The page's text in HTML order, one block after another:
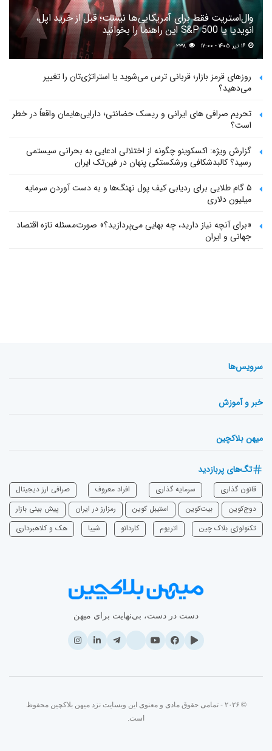
وال‌استریت فقط برای آمریکایی‌ها نیست؛ قبل از خرید اپل،
انویدیا یا S&P 500 این راهنما را بخوانید
۲۳۸
روزهای قرمز بازار؛ قربانی ترس می‌شوید یا استراتژی‌تان را تغییر
می‌دهید؟
تحریم صرافی های ایرانی و ریسک حضانتی؛ دارایی‌هایمان واقعاً در خطر
است؟
گزارش ویژه: اکسکوینو چگونه از اختلالی ادعایی به بحرانی سیستمی
رسید؟ کالبدشکافی ورشکستگی پنهان در فین‌تک ایران
۵ گام طلایی برای ردیابی کیف پول‌ نهنگ‌ها و به دست آوردن سرمایه
میلیون دلاری
«برای آنچه نیاز دارید، چه بهایی می‌پردازید؟» صورت‌مسئله تازه اقتصاد
جهانی و ایران
سرویس‌ها
خبر و آموزش
میهن بلاکچین
تگ‌های پربازدید
قانون گذاری سرمایه‌ گذاری افراد معروف
صرافی ارز دیجیتال
دوج‌کوین
بیت‌کوین استیبل کوین رمزارز در ایران
پیش بینی بازار
تکنولوژی بلاک چین
اتریوم ‌کاردانو شیبا هک و کلاهبرداری
دست در دست، بی‌نهایت برای میهن
© ۲۰۲۶ - تمامی حقوق مادی و معنوی این وبسایت نزد میهن بلاکچین محفوظ
است.